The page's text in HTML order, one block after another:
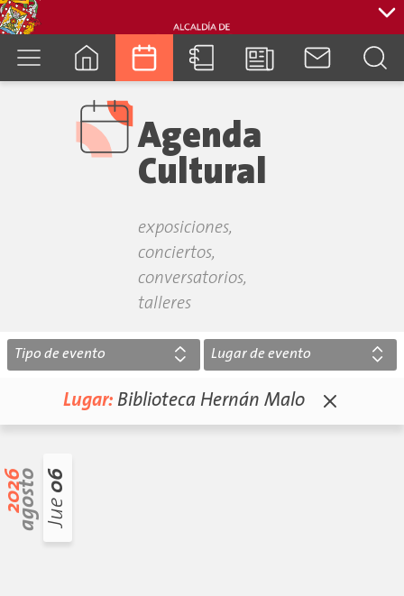
Agenda
Cultural
exposiciones,
conciertos,
conversatorios,
talleres
Lugar: Biblioteca Hernán Malo
2026agosto Jue
06
Tipo de evento Lugar de evento